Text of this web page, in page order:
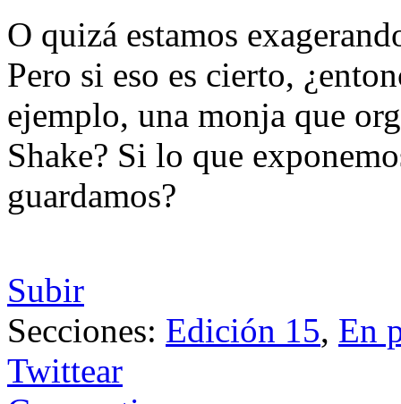
O quizá estamos
Pero si eso es cierto,
ejemplo, una monja que
Shake? Si lo que
guardamos?
Subir
Secciones: Edición 15, En
Twittear